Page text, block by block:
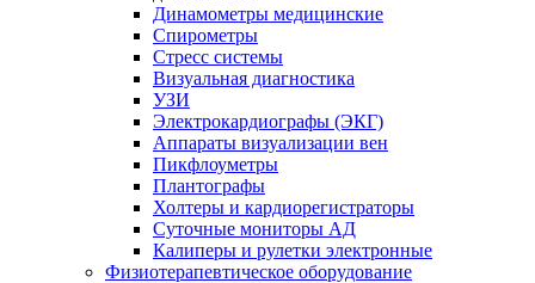
Динамометры медицинские
Спирометры
Стресс системы
Визуальная диагностика
УЗИ
Электрокардиографы (ЭКГ)
Аппараты визуализации вен
Пикфлоуметры
Плантографы
Холтеры и кардиорегистраторы
Суточные мониторы АД
Калиперы и рулетки электронные
Физиотерапевтическое оборудование